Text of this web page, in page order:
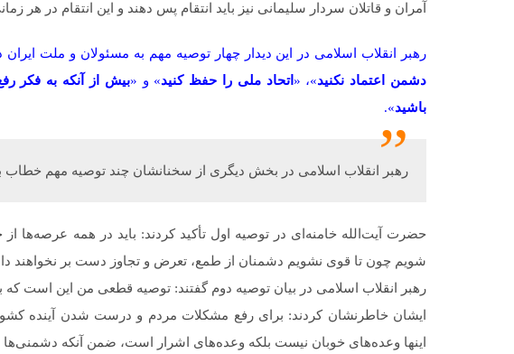
آمران و قاتلان سردار سلیمانی نیز باید انتقام پس دهند و این انتقام در
رهبر انقلاب اسلامی در این دیدار چهار توصیه مهم به مسئولان و ملت ایران
دشمن اعتماد نکنید»، «اتحاد ملی را حفظ کنید» و «بیش از آنکه به فکر
باشید».
رهبر انقلاب اسلامی در بخش دیگری از سخنانشان چند توصیه مهم خطاب
حضرت آیت‌الله خامنه‌ای در توصیه اول تأکید کردند: باید در همه عرصه‌ها
شویم چون تا قوی نشویم دشمنان از طمع، تعرض و تجاوز دست بر نخواهند
رهبر انقلاب اسلامی در بیان توصیه دوم گفتند: توصیه قطعی من این است که
ایشان خاطرنشان کردند: برای رفع مشکلات مردم و درست شدن آینده کشور
اینها وعده‌های خوبان نیست بلکه وعده‌های اشرار است، ضمن آنکه دشمنی‌ها را